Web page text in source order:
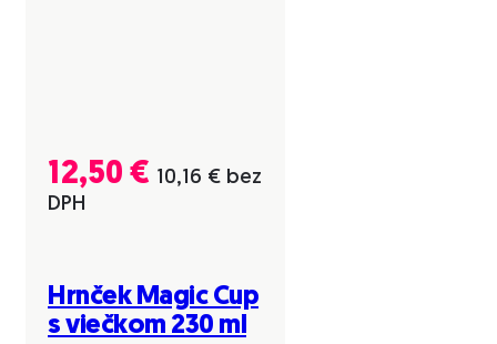
12,50 € 10,16 € bez
DPH
Hrnček Magic Cup
s viečkom 230 ml